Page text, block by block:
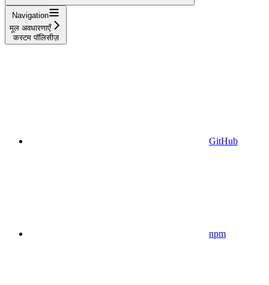
Navigation
मूल अवधारणाएँ
कस्टम पॉलिसीज़
GitHub
npm